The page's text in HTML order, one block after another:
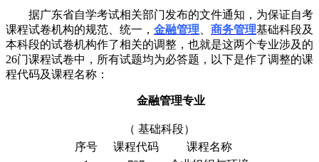
据广东省自学考试相关部门发布的文件通知，为保证自考
课程试卷机构的规范、统一， 金融管理 商务管理基础科段及
本科段的试卷机构作了相关的调整，也就是这两个专业涉及的
26门课程试卷中，所有试题均为必答题，以下是作了调整的课
程代码及课程名称：
金融管理专业
（ 基础科段）
序号
课程代码
课程名称